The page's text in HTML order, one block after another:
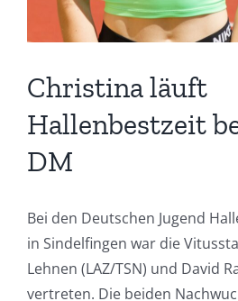
Christina läuft
Hallenbestzeit
DM
Bei den Deutschen Jugend
in Sindelfingen war die
Lehnen (LAZ/TSN) und David
vertreten. Die beiden